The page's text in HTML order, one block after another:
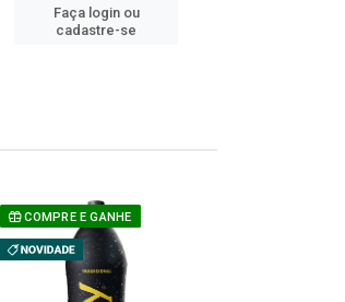
Faça login ou
cadastre-se
COMPRE E GANHE